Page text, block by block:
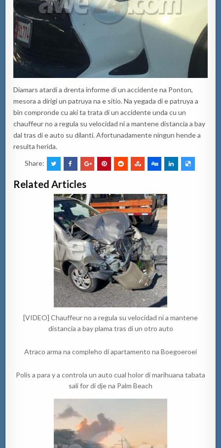
Diamars atardi a drenta informe di un accidente na Ponton,
mesora a dirigi un patruya na e sitio. Na yegada di e patruya a
bin compronde cu aki ta trata di un accidente unda cu un
chauffeur no a regula su velocidad ni a mantene distancia a bay
dal tras di e auto su dilanti. Afortunadamente ningun hende a
resulta herida.
Share:
Related Articles
[VIDEO] Chauffeur no a regula su velocidad ni a mantene
distancia a bay plama tras di un otro auto
Atraco arma na compleho di apartamento na Boegoeroei
Polis a para y a controla un auto cual holor di marihuana tabata
sali for di dje na Palm Beach